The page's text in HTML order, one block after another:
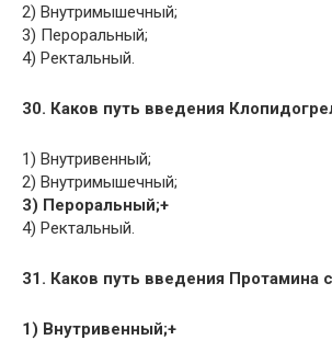
2) Внутримышечный;
3) Пероральный;
4) Ректальный.
30. Каков путь введения
1) Внутривенный;
2) Внутримышечный;
3) Пероральный;+
4) Ректальный.
31. Каков путь введения Протамина
1) Внутривенный;+